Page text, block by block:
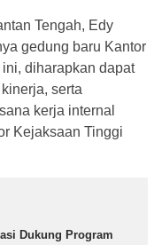
Tengah, Edy
gedung baru Kantor
diharapkan dapat
serta
kerja internal
Kejaksaan Tinggi
Dukung Program